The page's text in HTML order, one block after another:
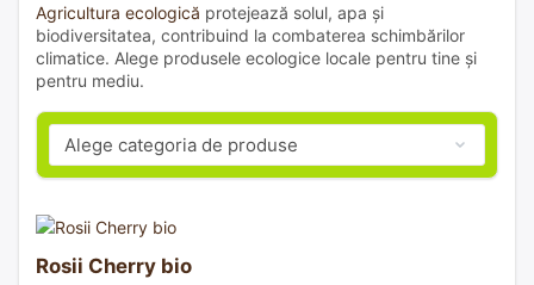
Agricultura ecologică protejează solul, apa și
biodiversitatea, contribuind la combaterea schimbărilor
climatice. Alege produsele ecologice locale pentru tine și
pentru mediu.
Rosii Cherry bio